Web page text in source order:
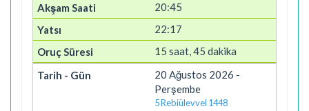
20:45
22:17
15 saat, 45 dakika
20 Ağustos 2026 -
Perşembe
5 Rebiülevvel 1448